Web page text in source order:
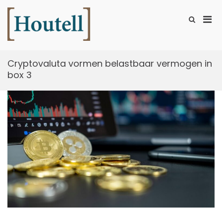
naar
inhoud
Toon
Cryptovaluta vormen belastbaar vermogen in
box 3